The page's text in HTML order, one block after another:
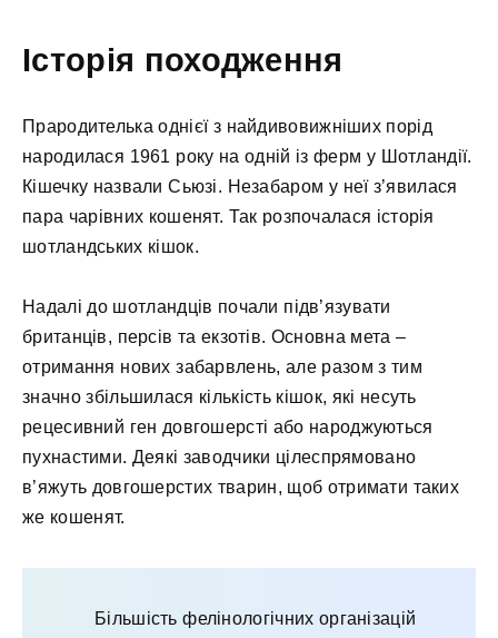
Історія походження
Прародителька однієї з найдивовижніших порід
народилася 1961 року на одній із ферм у Шотландії.
Кішечку назвали Сьюзі. Незабаром у неї з’явилася
пара чарівних кошенят. Так розпочалася історія
шотландських кішок.
Надалі до шотландців почали підв’язувати
британців, персів та екзотів. Основна мета –
отримання нових забарвлень, але разом з тим
значно збільшилася кількість кішок, які несуть
рецесивний ген довгошерсті або народжуються
пухнастими. Деякі заводчики цілеспрямовано
в’яжуть довгошерстих тварин, щоб отримати таких
же кошенят.
Більшість фелінологічних організацій